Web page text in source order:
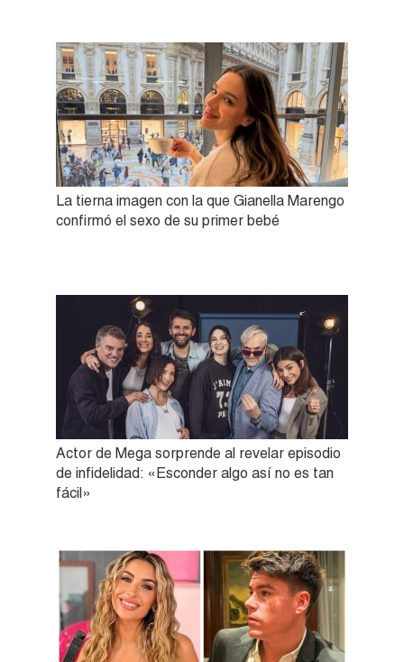
La tierna imagen con la que Gianella Marengo
confirmó el sexo de su primer bebé
Actor de Mega sorprende al revelar episodio
de infidelidad: «Esconder algo así no es tan
fácil»